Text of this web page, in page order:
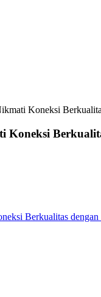
Koneksi
Koneksi
Berkualitas dengan